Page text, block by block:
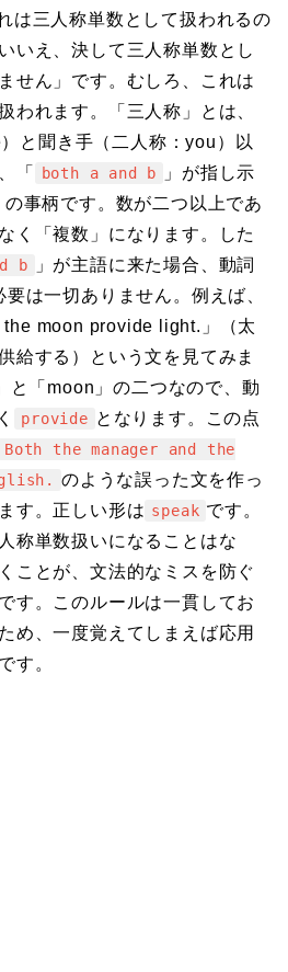
は三人称単数として扱われるの
いえ、決して三人称単数とし
せん」です。むしろ、これは
われます。「三人称」とは、
と聞き手（二人称：you）以
「
both a and b
」が指し示
事柄です。数が二つ以上であ
く「複数」になります。した
b
」が主語に来た場合、動詞
は一切ありません。例えば、
the moon provide light.」（太
給する）という文を見てみま
と「moon」の二つなので、動
provide となります。この点
Both the manager and the
のような誤った文を作っ
す。正しい形は speak です。
称単数扱いになることはな
ことが、文法的なミスを防ぐ
す。このルールは一貫してお
め、一度覚えてしまえば応用
す。